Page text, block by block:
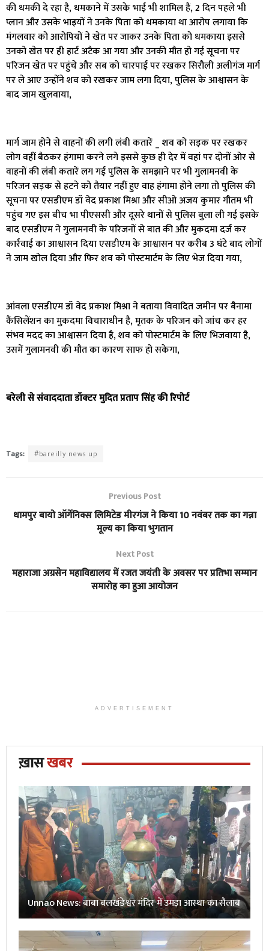
की धमकी दे रहा है, धमकाने में उसके भाई भी शामिल हैं, 2 दिन पहले भी
प्लान और उसके भाइयों ने उनके पिता को धमकाया था आरोप लगाया कि
मंगलवार को आरोपियों ने खेत पर जाकर उनके पिता को धमकाया इससे
उनको खेत पर ही हार्ट अटैक आ गया और उनकी मौत हो गई सूचना पर
परिजन खेत पर पहुंचे और सब को चारपाई पर रखकर सिरौली अलीगंज मार्ग
पर ले आए उन्होंने शव को रखकर जाम लगा दिया, पुलिस के आश्वासन के
बाद जाम खुलवाया,
मार्ग जाम होने से वाहनों की लगी लंबी कतारें _ शव को सड़क पर रखकर
लोग वहीं बैठकर हंगामा करने लगे इससे कुछ ही देर में वहां पर दोनों ओर से
वाहनों की लंबी कतारें लग गई पुलिस के समझाने पर भी गुलामनवी के
परिजन सड़क से हटने को तैयार नहीं हुए वाह हंगामा होने लगा तो पुलिस की
सूचना पर एसडीएम डॉ वेद प्रकाश मिश्रा और सीओ अजय कुमार गौतम भी
पहुंच गए इस बीच भा पीएससी और दूसरे थानों से पुलिस बुला ली गई इसके
बाद एसडीएम ने गुलामनवी के परिजनों से बात की और मुकदमा दर्ज कर
कार्रवाई का आश्वासन दिया एसडीएम के आश्वासन पर करीब 3 घंटे बाद लोगों
ने जाम खोल दिया और फिर शव को पोस्टमार्टम के लिए भेज दिया गया,
आंवला एसडीएम डॉ वेद प्रकाश मिश्रा ने बताया विवादित जमीन पर बैनामा
कैंसिलेंशन का मुकदमा विचाराधीन है, मृतक के परिजन को जांच कर हर
संभव मदद का आश्वासन दिया है, शव को पोस्टमार्टम के लिए भिजवाया है,
उसमें गुलामनवी की मौत का कारण साफ हो सकेगा,
बरेली से संवाददाता डॉक्टर मुदित प्रताप सिंह की रिपोर्ट
Tags: #bareilly news up
Previous Post
धामपुर बायो ऑर्गेनिक्स लिमिटेड मीरगंज ने किया 10 नवंबर तक का गन्ना
मूल्य का किया भुगतान
Next Post
महाराजा अग्रसेन महाविद्यालय में रजत जयंती के अवसर पर प्रतिभा सम्मान
समारोह का हुआ आयोजन
ADVERTISEMENT
ख़ासखबर
Unnao News: बाबा बलखंडेश्वर मंदिर में उमड़ा आस्था का सैलाब